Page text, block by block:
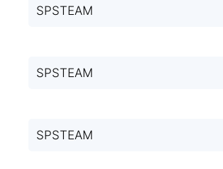
SPSTEAM
SPSTEAM
SPSTEAM